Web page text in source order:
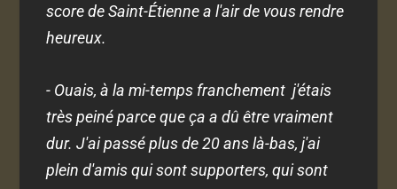
score de Saint-Étienne a l'air de vous rendre
heureux.
- Ouais, à la mi-temps franchement j'étais
très peiné parce que ça a dû être vraiment
dur. J'ai passé plus de 20 ans là-bas, j'ai
plein d'amis qui sont supporters, qui sont